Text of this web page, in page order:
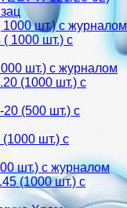
1000 шт.) с журналом
1000 шт.) с
шт.) с журналом
(1000 шт.) с
(500 шт.) с
шт.) с
шт.) с журналом
(1000 шт.) с